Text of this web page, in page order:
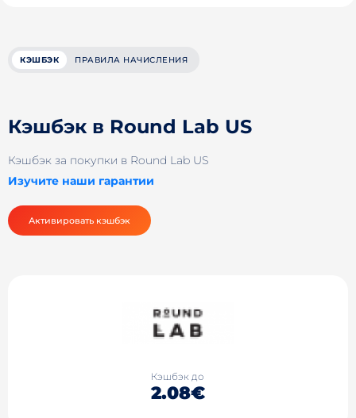
КЭШБЭК ПРАВИЛА НАЧИСЛЕНИЯ
Кэшбэк в Round Lab US
Кэшбэк за покупки в Round Lab US
Изучите наши гарантии
Активировать кэшбэк
Кэшбэк до
2.08€